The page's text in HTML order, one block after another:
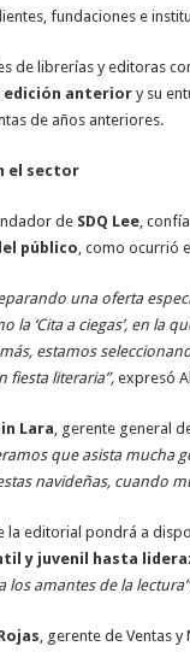
fundaciones e
de librerías y editoras
edición anteriory su
de años anteriores.
el sector
de SDQ Lee,
público, como ocurrió
una oferta
la ‘Cita a ciegas’, en la
estamos
fiesta literaria”,expresó
Lara, gerente general
que asista mucha
navideñas, cuando
la editorial pondrá a
y juvenil hasta
amantes de la
, gerente de Ventas